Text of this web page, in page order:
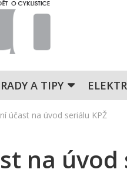
RADY A TIPY
účast na úvod seriálu KPŽ
na úvod